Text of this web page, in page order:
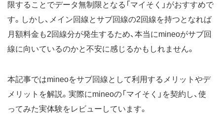
限することでデータ無制限となる「マイそく」がおすすめで
す。しかし、メイン回線とサブ回線の2回線を持つとなれば
月額料金も2回線分が発生するため、本当にmineoがサブ回
線に向いているのかと不安に感じるかもしれません。
本記事ではmineoをサブ回線として利用するメリットやデ
メリットを解説。実際にmineoの「マイそく」を契約し、使
ってみた実体験をレビューしています。